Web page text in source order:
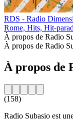
RDS - Radio
Rome, Hits, Hit-
À propos de Radio
À propos de Radio
À propos de
(158)
Radio Subasio est